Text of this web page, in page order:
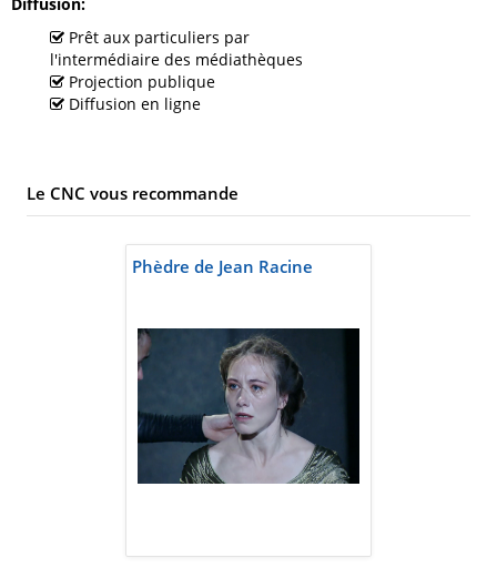
Prêt aux particuliers par
l'intermédiaire des médiathèques
Projection publique
Diffusion en ligne
Le CNC vous recommande
Phèdre de Jean Racine